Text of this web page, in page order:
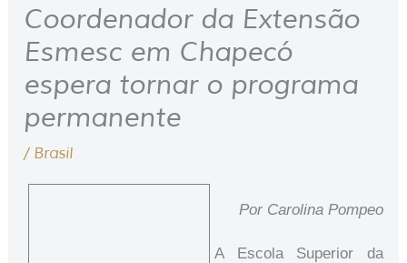
Coordenador da Extensão
Esmesc em Chapecó
espera tornar o programa
permanente
/ Brasil
Por Carolina Pompeo
A Escola Superior da